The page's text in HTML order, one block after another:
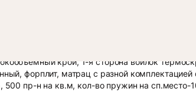
крой, 1-я сторона войлок
форплит, матрац с разной
пр-н на кв.м, кол-во пружин на сп.место-